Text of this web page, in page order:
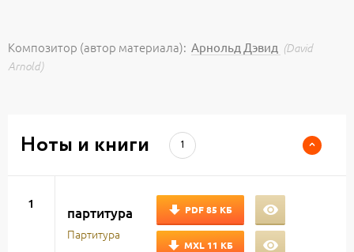
Композитор (автор материала): Арнольд Дэвид (David
Arnold)
Ноты и книги 1
1
партитура
Партитура
PDF85 КБ
MXL 11 КБ